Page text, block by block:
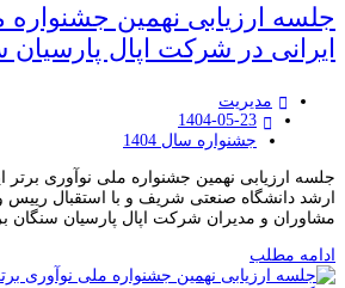
جلسه ارزیابی نهمین جشنواره
ایرانی در شرکت اپال پارسیان
مدیریت
1404-05-23
جشنواره سال 1404
جلسه ارزیابی نهمین جشنواره ملی نوآوری برتر
ارشد دانشگاه صنعتی شریف و با استقبال رییس
مشاوران و مدیران شرکت اپال پارسیان سنگان
ادامه مطلب